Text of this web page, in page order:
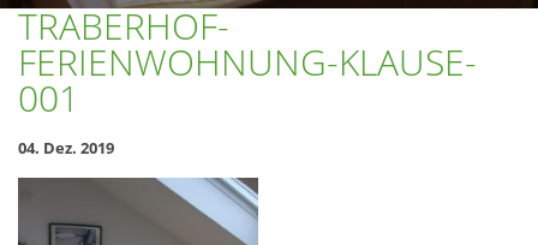
TRABERHOF-
FERIENWOHNUNG-KLAUSE-
001
04. Dez. 2019